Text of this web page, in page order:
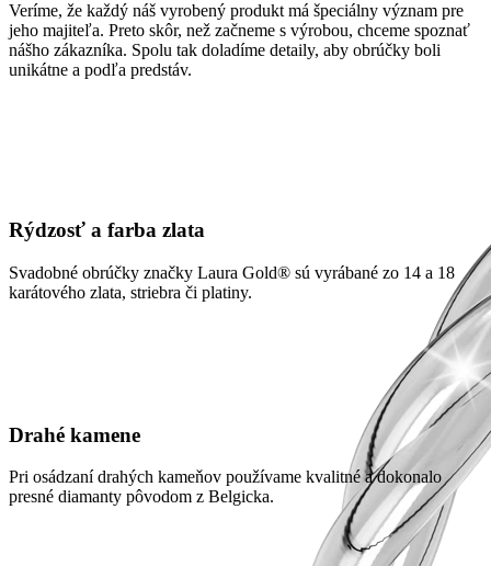
Veríme, že každý náš vyrobený produkt má špeciálny význam pre
jeho majiteľa. Preto skôr, než začneme s výrobou, chceme spoznať
nášho zákazníka. Spolu tak doladíme detaily, aby obrúčky boli
unikátne a podľa predstáv.
Rýdzosť a farba zlata
Svadobné obrúčky značky Laura Gold® sú vyrábané zo 14 a 18
karátového zlata, striebra či platiny.
Drahé kamene
Pri osádzaní drahých kameňov používame kvalitné a dokonalo
presné diamanty pôvodom z Belgicka.